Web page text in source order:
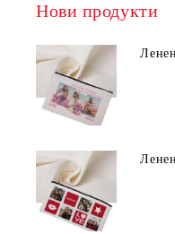
Нови продукти